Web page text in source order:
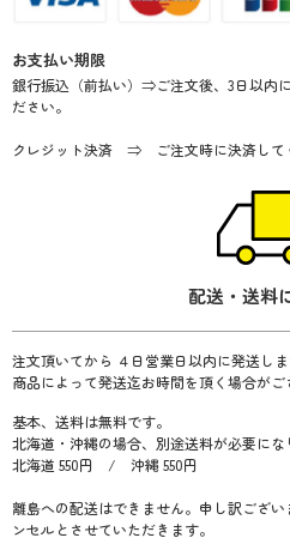
お支払い期限
銀行振込（前払い）⇒ご注文後、3日以内
ださい。
クレジット決済 ⇒ ご注文時に決済して
配送・送料
注文頂いてから ４日営業日以内に発送しま
商品によって発送迄お時間を頂く場合がご
基本、送料は無料です。
北海道・沖縄の場合、別途送料が必要にな
北海道 550円 / 沖縄 550円
離島への配送はできません。申し訳ござ
ンセルとさせていただきます。